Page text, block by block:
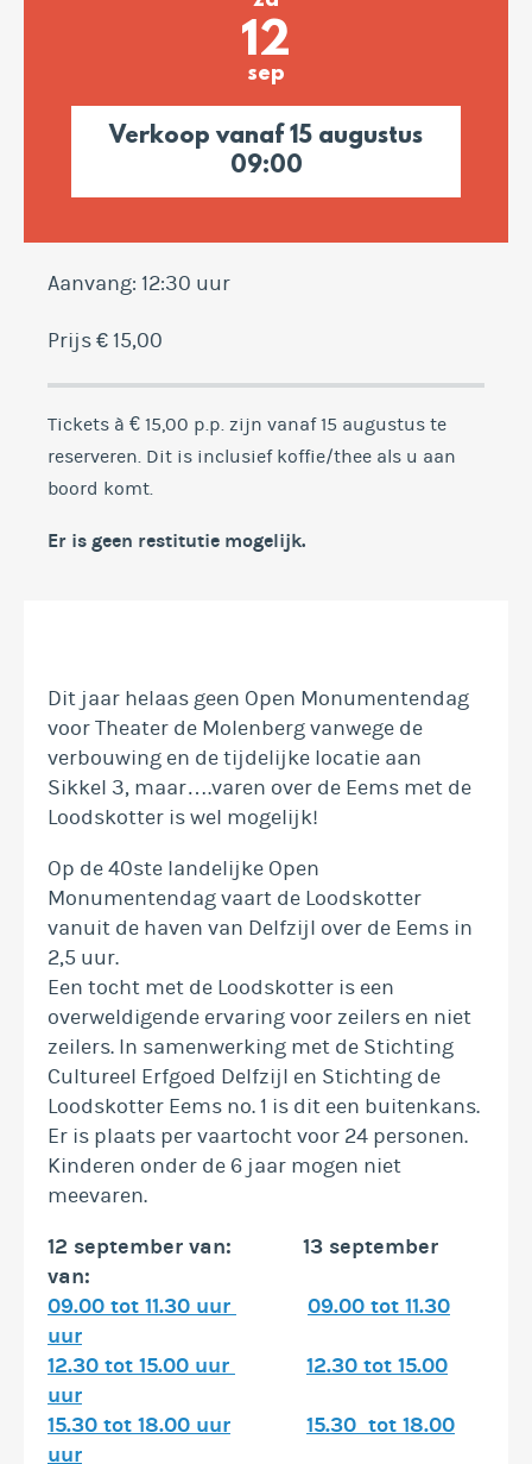
Dit jaar helaas geen Open Monumentendag
voor Theater de Molenberg vanwege de
verbouwing en de tijdelijke locatie aan
Sikkel 3, maar….varen over de Eems met de
Loodskotter is wel mogelijk!
Op de 40ste landelijke Open
Monumentendag vaart de Loodskotter
vanuit de haven van Delfzijl over de Eems in
2,5 uur.
Een tocht met de Loodskotter is een
overweldigende ervaring voor zeilers en niet
zeilers. In samenwerking met de Stichting
Cultureel Erfgoed Delfzijl en Stichting de
Loodskotter Eems no. 1 is dit een buitenkans.
Er is plaats per vaartocht voor 24 personen.
Kinderen onder de 6 jaar mogen niet
meevaren.
12 september van: 13 september
van:
09.00 tot 11.30 uur
09.00 tot 11.30
uur
12.30 tot 15.00 uur
12.30 tot 15.00
uur
15.30 tot 18.00 uur
15.30 tot 18.00
uur
12
sep
Verkoop vanaf 15 augustus
09:00
Aanvang: 12:30 uur
Prijs € 15,00
Tickets à € 15,00 p.p. zijn vanaf 15 augustus te
reserveren. Dit is inclusief koffie/thee als u aan
boord komt.
Er is geen restitutie mogelijk.